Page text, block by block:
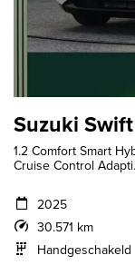
Suzuki Swift
1.2 Comfort Smart
Cruise Control
2025
30.571 km
Handgeschakeld